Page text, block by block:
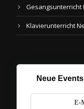
Gesangsunterricht
Klavierunterricht
Neue